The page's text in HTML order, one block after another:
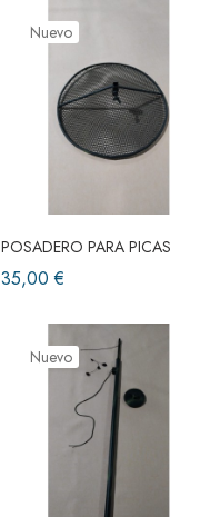
Nuevo
POSADERO PARA PICAS
35,00 €
Nuevo